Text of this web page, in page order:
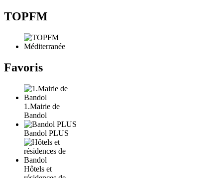
TOPFM
Favoris
1.Mairie de
Bandol
Bandol PLUS
Hôtels et